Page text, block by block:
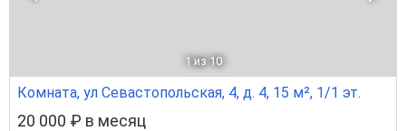
1 из 10
Комната, ул Севастопольская, 4, д. 4, 15 м², 1/1 эт.
20 000 ₽ в месяц